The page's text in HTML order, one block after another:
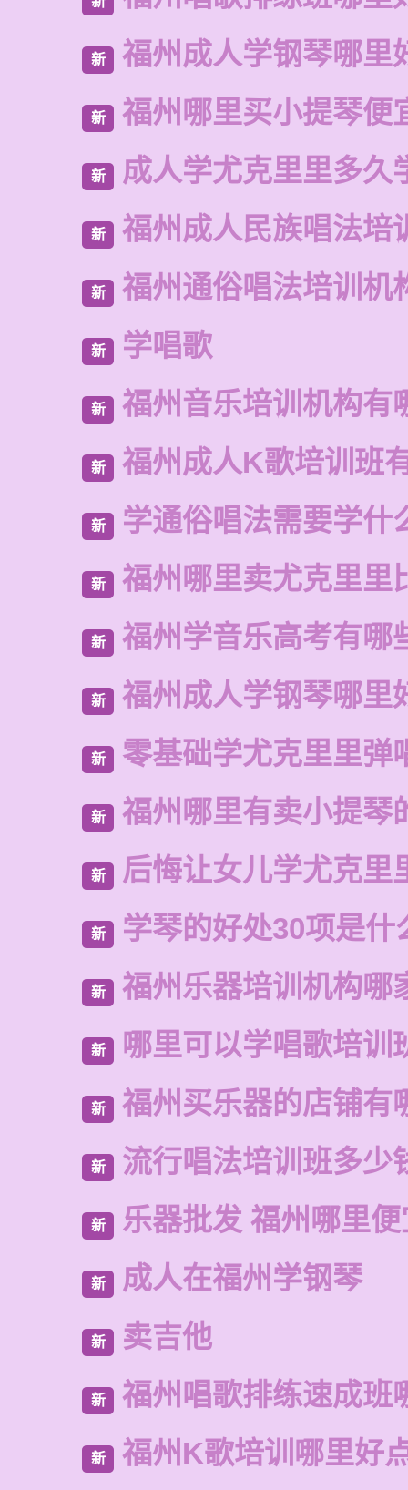
新 福州成人学钢琴哪里
新 福州哪里买小提琴便
新 成人学尤克里里多久
新 福州成人民族唱法培
新 福州通俗唱法培训机
新 学唱歌
新 福州音乐培训机构有
新 福州成人K歌培训班
新 学通俗唱法需要学什
新 福州哪里卖尤克里里
新 福州学音乐高考有哪
新 福州成人学钢琴哪里
新 零基础学尤克里里弹
新 福州哪里有卖小提琴
新 后悔让女儿学尤克里
新 学琴的好处30项是什
新 福州乐器培训机构哪
新 哪里可以学唱歌培训
新 福州买乐器的店铺有
新 流行唱法培训班多少
新 乐器批发 福州哪里
新 成人在福州学钢琴
新 卖吉他
新 福州唱歌排练速成班
新 福州K歌培训哪里好